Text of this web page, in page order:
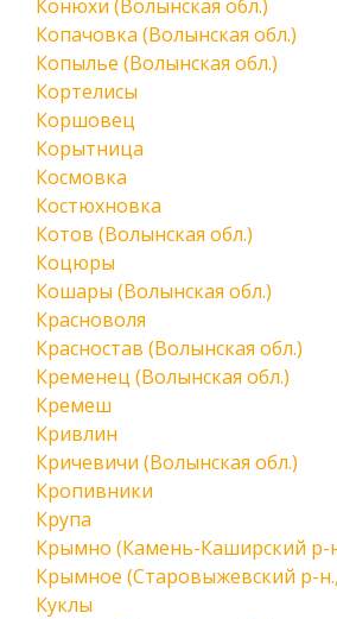
Конюхи (Волынская обл.)
Копачовка (Волынская обл.)
Копылье (Волынская обл.)
Кортелисы
Коршовец
Корытница
Космовка
Костюхновка
Котов (Волынская обл.)
Коцюры
Кошары (Волынская обл.)
Красноволя
Красностав (Волынская обл.)
Кременец (Волынская обл.)
Кремеш
Кривлин
Кричевичи (Волынская обл.)
Кропивники
Крупа
Крымно (Камень-Каширский р-
Крымное (Старовыжевский р-
Куклы